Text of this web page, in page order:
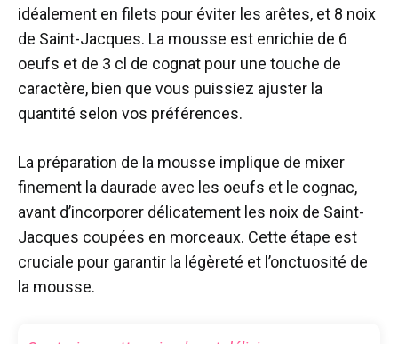
idéalement en filets pour éviter les arêtes, et 8 noix
de Saint-Jacques. La mousse est enrichie de 6
oeufs et de 3 cl de cognat pour une touche de
caractère, bien que vous puissiez ajuster la
quantité selon vos préférences.
La préparation de la mousse implique de mixer
finement la daurade avec les oeufs et le cognac,
avant d’incorporer délicatement les noix de Saint-
Jacques coupées en morceaux. Cette étape est
cruciale pour garantir la légèreté et l’onctuosité de
la mousse.